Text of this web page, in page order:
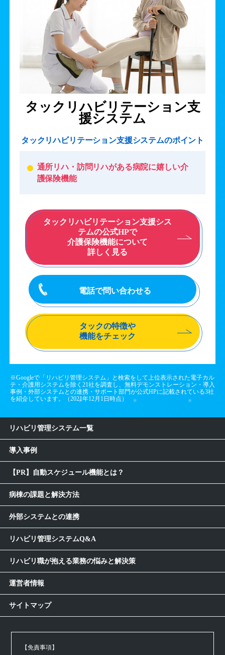
タックリハビリテーション支
援システム
タックリハビリテーション支援システムのポイント
通所リハ・訪問リハがある病院に嬉しい介
護保険機能
タックリハビリテーション支援シス
テムの公式HPで
介護保険機能について
詳しく見る
電話で問い合わせる
タックの特徴や
機能をチェック
※Googleで「リハビリ管理システム」と検索をして上位表示された電子カル
テ・介護用システムを除く21社を調査し、無料デモンストレーション・導入
事例・外部システムとの連携・サポート部門が公式HPに記載されている3社
を紹介しています。（2021年12月1日時点）
リハビリ管理システム一覧
導入事例
【PR】自動スケジュール機能とは？
病棟の課題と解決方法
外部システムとの連携
リハビリ管理システムQ&A
リハビリ職が抱える業務の悩みと解決策
運営者情報
サイトマップ
【免責事項】